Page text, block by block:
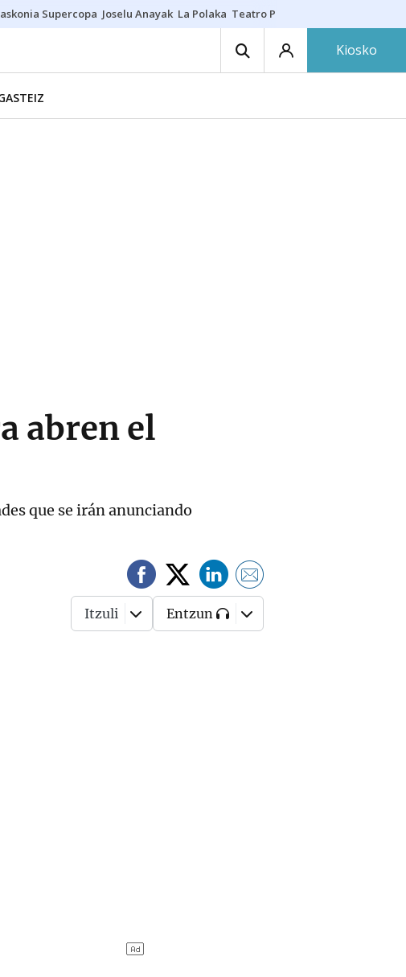
Supercopa Joselu Anayak La Polaka Teatro Principal
Kiosko
abren el
que se irán anunciando
Itzuli Entzun